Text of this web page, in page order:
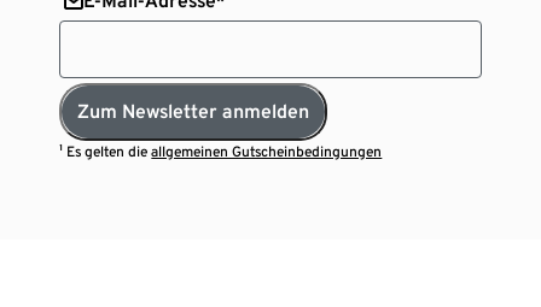
Zum Newsletter anmelden
¹ Es gelten dieallgemeinen Gutscheinbedingungen